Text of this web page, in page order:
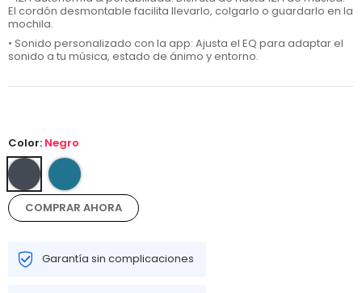
El cordón desmontable facilita llevarlo, colgarlo o guardarlo en la
mochila.
• Sonido personalizado con la app: Ajusta el EQ para adaptar el
sonido a tu música, estado de ánimo y entorno.
Color: Negro
COMPRAR AHORA
Garantía sin complicaciones